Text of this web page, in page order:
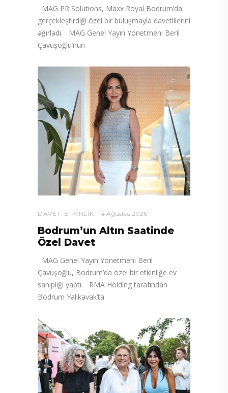
MAG PR Solutions, Maxx Royal Bodrum’da
gerçekleştirdiği özel bir buluşmayla davetlilerini
ağırladı. MAG Genel Yayın Yönetmeni Beril
Çavuşoğlu’nun
DAVET, ETKINLIK 4 Ağustos 2026
Bodrum’un Altın Saatinde
Özel Davet
MAG Genel Yayın Yönetmeni Beril
Çavuşoğlu, Bodrum’da özel bir etkinliğe ev
sahipliği yaptı. RMA Holding tarafından
Bodrum Yalıkavak’ta